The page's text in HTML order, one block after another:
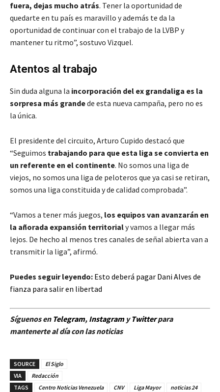
fuera, dejas mucho atrás. Tener la oportunidad de
quedarte en tu país es maravillo y además te da la
oportunidad de continuar con el trabajo de la LVBP y
mantener tu ritmo”, sostuvo Vizquel.
Atentos al trabajo
Sin duda alguna la incorporación del ex grandaliga es la
sorpresa más grandede esta nueva campaña, pero no es
la única.
El presidente del circuito, Arturo Cupido destacó que
“Seguimos trabajando para que esta liga se convierta en
un referente en el continente. No somos una liga de
viejos, no somos una liga de peloteros que ya casi se retiran,
somos una liga constituida y de calidad comprobada”.
“Vamos a tener más juegos, los equipos van avanzarán en
la añorada expansión territorialy vamos a llegar más
lejos. De hecho al menos tres canales de señal abierta van a
transmitir la liga”, afirmó.
Puedes seguir leyendo: Esto deberá pagar Dani Alves de
fianza para salir en libertad
Síguenos en Telegram, InstagramyTwitterpara
mantenerte al día con las noticias
SOURCE
El Siglo
VIA
Redacción
TAGS
Centro Noticias Venezuela CNV Liga Mayor
noticias 24